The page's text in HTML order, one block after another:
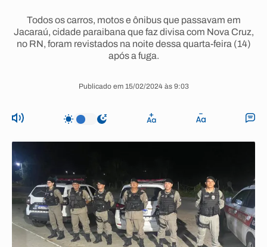
Todos os carros, motos e ônibus que passavam em
Jacaraú, cidade paraibana que faz divisa com Nova Cruz,
no RN, foram revistados na noite dessa quarta-feira (14)
após a fuga.
Publicado em 15/02/2024 às 9:03